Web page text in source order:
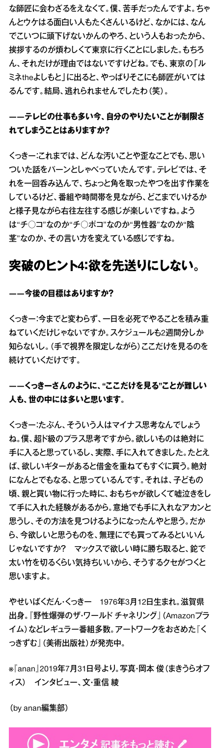
な師匠に会わざるをえなくて。僕、苦手だったんですよ。ちゃ
んとウケはる面白い人もたくさんいるけど、なかには、なん
でこいつに頭下げないかんのやろ、という人もおったから、
挨拶するのが煩わしくて東京に行くことにしました。もちろ
ん、それだけが理由ではないですけどね。でも、東京の「ル
ミネtheよしもと」に出ると、やっぱりそこにも師匠がいては
るんです。結局、逃れられませんでしたわ（笑）。
――テレビの仕事も多い今、自分のやりたいことが制限さ
れてしまうことはありますか？
くっきー：これまでは、どんな汚いことや歪なことでも、思い
ついた話をパーンとしゃべっていたんです。テレビでは、そ
れを一回呑み込んで、ちょっと角を取ったやつを出す作業を
しているけど、番組や時間帯を見ながら、どこまでいけるか
と様子見ながら右往左往する感じが楽しいですね。よう
は“チ○コ”なのか“チ○ポコ”なのか“男性器”なのか“陰
茎”なのか、その言い方を変えている感じですね。
突破のヒント4：欲を先送りにしない。
――今後の目標はありますか？
くっきー：今までと変わらず、一日を必死でやることを積み重
ねていくだけじゃないですか。スケジュールも2週間分しか
知らないし。（手で視界を限定しながら）ここだけを見るのを
続けていくだけです。
――くっきーさんのように、“ここだけを見る”ことが難しい
人も、世の中には多いと思います。
くっきー：たぶん、そういう人はマイナス思考なんでしょう
ね。僕、超ド級のプラス思考ですから。欲しいものは絶対に
手に入ると思っているし、実際、手に入れてきました。たとえ
ば、欲しいギターがあると借金を重ねてもすぐに買う。絶対
になんとでもなる、と思っているんです。それは、子どもの
頃、親と買い物に行った時に、おもちゃが欲しくて嘘泣きをし
て手に入れた経験があるから。意地でも手に入れなアカンと
思うし、その方法を見つけるようになったんやと思う。だか
ら、今欲しいと思うものを、無理にでも買ってみるといいん
じゃないですか？ マックスで欲しい時に勝ち取ると、鉈で
太い竹を切るくらい気持ちいいから、そうするクセがつくと
思いますよ。
やせいばくだん・くっきー 1976年3月12日生まれ。滋賀県
出身。『野性爆弾のザ・ワールド チャネリング』（Amazonプラ
イム）などレギュラー番組多数。アートワークをおさめた『く
っきずむ』（美術出版社）が発売中。
※『anan』2019年7月31日号より。写真・岡本 俊（まきうらオフ
ィス） インタビュー、文・重信 綾
（by anan編集部）